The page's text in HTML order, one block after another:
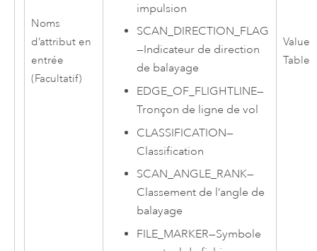
Noms
d’attribut en
entrée
(Facultatif)
impulsion
SCAN_DIRECTION_FLAG
—Indicateur de direction
de balayage
EDGE_OF_FLIGHTLINE—
Tronçon de ligne de vol
CLASSIFICATION—
Classification
SCAN_ANGLE_RANK—
Classement de l’angle de
balayage
FILE_MARKER—Symbole
Value
Table